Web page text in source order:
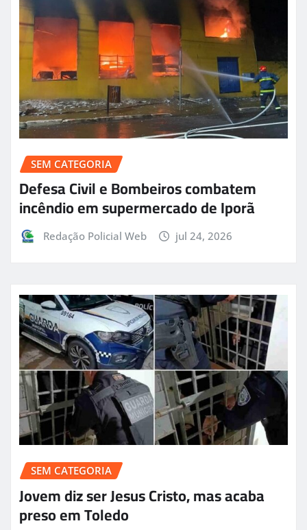
SEM CATEGORIA
Defesa Civil e Bombeiros combatem
incêndio em supermercado de Iporã
Redação Policial Web jul 24, 2026
SEM CATEGORIA
Jovem diz ser Jesus Cristo, mas acaba
preso em Toledo